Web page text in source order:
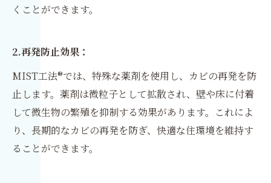
くことができます。
2.再発防止効果：
MIST工法®では、特殊な薬剤を使用し、カビの再発を防
止します。薬剤は微粒子として拡散され、壁や床に付着
して微生物の繁殖を抑制する効果があります。これによ
り、長期的なカビの再発を防ぎ、快適な住環境を維持す
ることができます。